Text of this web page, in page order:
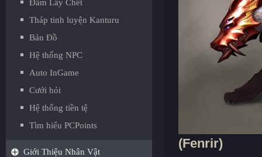
Đầm Lầy Chết
Tháp tinh luyện Kanturu
Bản Đồ
Hệ thống NPC
Auto InGame
Cưới hỏi
Hệ thống tiền tệ
Tìm hiểu PCPoints
Giới Thiệu Nhân Vật
(Fenrir)